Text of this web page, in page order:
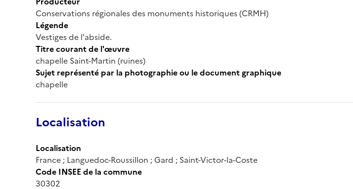
Conservations régionales des monuments historiques (CRMH)
Légende
Vestiges de l'abside.
Titre courant de l'œuvre
chapelle Saint-Martin (ruines)
Sujet représenté par la photographie ou le document graphique
chapelle
Localisation
Localisation
France ; Languedoc-Roussillon ; Gard ; Saint-Victor-la-Coste
Code INSEE de la commune
30302